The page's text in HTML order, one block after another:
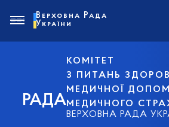
РАДА
КОМІТЕТ
З ПИТАНЬ
МЕДИЧНОЇ
МЕДИЧНОГО
ВЕРХОВНА РАДА
Верховна Рада
України